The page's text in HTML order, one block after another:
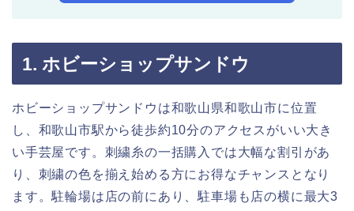
1. ホビーショップサンドウ
ホビーショップサンドウは和歌山県和歌山市に位置
し、和歌山市駅から徒歩約10分のアクセスがいい大き
い手芸屋です。刺繍糸の一括購入では大幅な割引があ
り、刺繍の色を揃え始める方にお得なチャンスとなり
ます。駐輪場は店の前にあり、駐車場も店の横に最大3